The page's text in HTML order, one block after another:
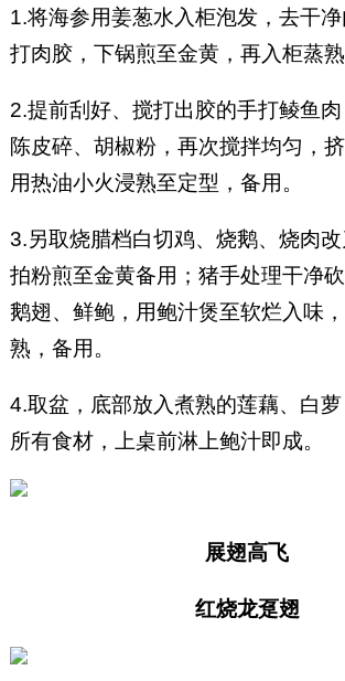
1.将海参用姜葱水入柜泡发，去干
打肉胶，下锅煎至金黄，再入柜蒸熟
2.提前刮好、搅打出胶的手打鲮鱼肉
陈皮碎、胡椒粉，再次搅拌均匀，
用热油小火浸熟至定型，备用。
3.另取烧腊档白切鸡、烧鹅、烧肉
拍粉煎至金黄备用；猪手处理干净砍
鹅翅、鲜鲍，用鲍汁煲至软烂入味
熟，备用。
4.取盆，底部放入煮熟的莲藕、白
所有食材，上桌前淋上鲍汁即成。
展翅高飞
红烧龙趸翅